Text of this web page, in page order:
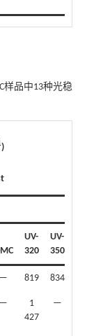
样品中13种光稳
)
UV-
320
UV-
350
— 819 834
—
1
427
—